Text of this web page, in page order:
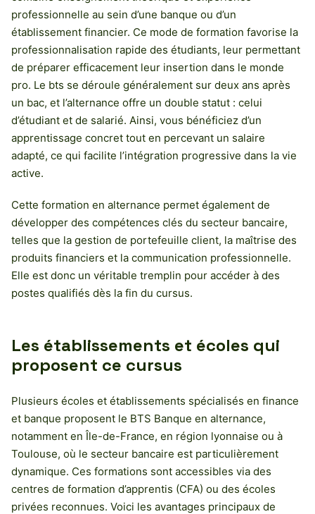
professionnelle au sein d’une banque ou d’un
établissement financier. Ce mode de formation favorise la
professionnalisation rapide des étudiants, leur permettant
de préparer efficacement leur insertion dans le monde
pro. Le bts se déroule généralement sur deux ans après
un bac, et l’alternance offre un double statut : celui
d’étudiant et de salarié. Ainsi, vous bénéficiez d’un
apprentissage concret tout en percevant un salaire
adapté, ce qui facilite l’intégration progressive dans la vie
active.
Cette formation en alternance permet également de
développer des compétences clés du secteur bancaire,
telles que la gestion de portefeuille client, la maîtrise des
produits financiers et la communication professionnelle.
Elle est donc un véritable tremplin pour accéder à des
postes qualifiés dès la fin du cursus.
Les établissements et écoles qui
proposent ce cursus
Plusieurs écoles et établissements spécialisés en finance
et banque proposent le BTS Banque en alternance,
notamment en Île-de-France, en région lyonnaise ou à
Toulouse, où le secteur bancaire est particulièrement
dynamique. Ces formations sont accessibles via des
centres de formation d’apprentis (CFA) ou des écoles
privées reconnues. Voici les avantages principaux de